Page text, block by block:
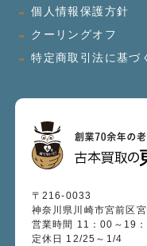
個人情報保護方針
クーリングオフ
特定商取引法に基づ
〒216-0033
神奈川県川崎市宮前区
営業時間 11：00～19
定休日 12/25～1/4